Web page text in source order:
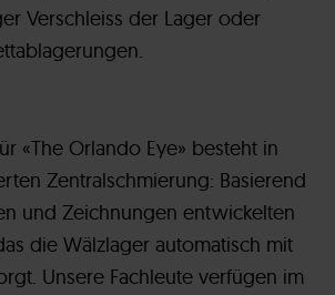
Verschleiss der Lager oder
«The Orlando Eye» besteht in
Zentralschmierung: Basierend
und Zeichnungen entwickelten
die Wälzlager automatisch mit
Unsere Fachleute verfügen im